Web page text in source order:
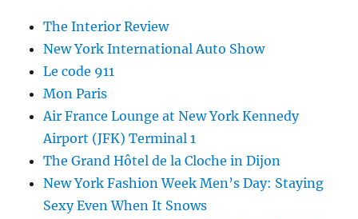
The Interior Review
New York International Auto Show
Le code 911
Mon Paris
Air France Lounge at New York Kennedy
Airport (JFK) Terminal 1
The Grand Hôtel de la Cloche in Dijon
New York Fashion Week Men’s Day: Staying
Sexy Even When It Snows